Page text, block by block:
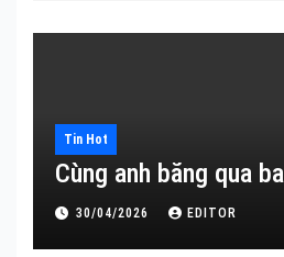
Tin Hot
Cùng anh băng qua
30/04/2026 EDITOR